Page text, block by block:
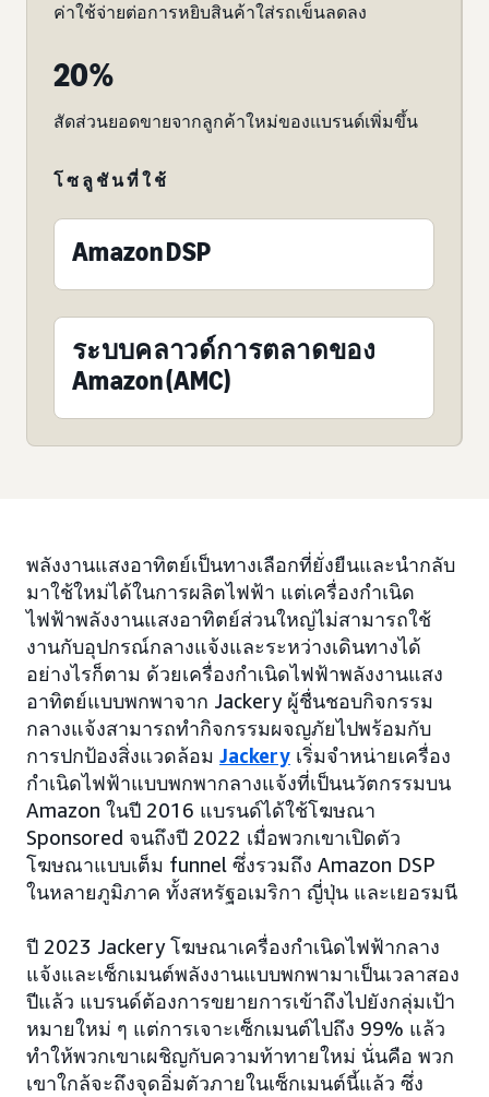
ค่าใช้จ่ายต่อการหยิบสินค้าใส่รถเข็นลดลง
20%
สัดส่วนยอดขายจากลูกค้าใหม่ของแบรนด์เพิ่มขึ้น
โซลูชันที่ใช้
Amazon DSP
ระบบคลาวด์การตลาดของ
Amazon (AMC)
พลังงานแสงอาทิตย์เป็นทางเลือกที่ยั่งยืนและนำกลับ
มาใช้ใหม่ได้ในการผลิตไฟฟ้า แต่เครื่องกำเนิด
ไฟฟ้าพลังงานแสงอาทิตย์ส่วนใหญ่ไม่สามารถใช้
งานกับอุปกรณ์กลางแจ้งและระหว่างเดินทางได้
อย่างไรก็ตาม ด้วยเครื่องกำเนิดไฟฟ้าพลังงานแสง
อาทิตย์แบบพกพาจาก Jackery ผู้ชื่นชอบกิจกรรม
กลางแจ้งสามารถทำกิจกรรมผจญภัยไปพร้อมกับ
การปกป้องสิ่งแวดล้อม Jackery เริ่มจำหน่ายเครื่อง
กำเนิดไฟฟ้าแบบพกพากลางแจ้งที่เป็นนวัตกรรมบน
Amazon ในปี 2016 แบรนด์ได้ใช้โฆษณา
Sponsored จนถึงปี 2022 เมื่อพวกเขาเปิดตัว
โฆษณาแบบเต็ม funnel ซึ่งรวมถึง Amazon DSP
ในหลายภูมิภาค ทั้งสหรัฐอเมริกา ญี่ปุ่น และเยอรมนี
ปี 2023 Jackery โฆษณาเครื่องกำเนิดไฟฟ้ากลาง
แจ้งและเซ็กเมนต์พลังงานแบบพกพามาเป็นเวลาสอง
ปีแล้ว แบรนด์ต้องการขยายการเข้าถึงไปยังกลุ่มเป้า
หมายใหม่ ๆ แต่การเจาะเซ็กเมนต์ไปถึง 99% แล้ว
ทำให้พวกเขาเผชิญกับความท้าทายใหม่ นั่นคือ พวก
เขาใกล้จะถึงจุดอิ่มตัวภายในเซ็กเมนต์นี้แล้ว ซึ่ง